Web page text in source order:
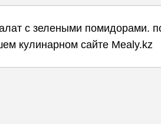
с зелеными помидорами.
кулинарном сайте Mealy.kz